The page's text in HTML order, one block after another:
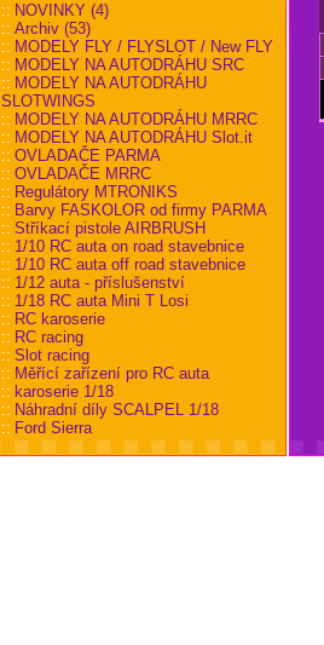
:: NOVINKY (4)
:: Archiv (53)
:: MODELY FLY / FLYSLOT / New FLY
:: MODELY NA AUTODRÁHU SRC
:: MODELY NA AUTODRÁHU
SLOTWINGS
:: MODELY NA AUTODRÁHU MRRC
:: MODELY NA AUTODRÁHU Slot.it
:: OVLADAČE PARMA
:: OVLADAČE MRRC
:: Regulátory MTRONIKS
:: Barvy FASKOLOR od firmy PARMA
:: Stříkací pistole AIRBRUSH
:: 1/10 RC auta on road stavebnice
:: 1/10 RC auta off road stavebnice
:: 1/12 auta - příslušenství
:: 1/18 RC auta Mini T Losi
:: RC karoserie
:: RC racing
:: Slot racing
:: Měřící zařízení pro RC auta
:: karoserie 1/18
:: Náhradní díly SCALPEL 1/18
:: Ford Sierra